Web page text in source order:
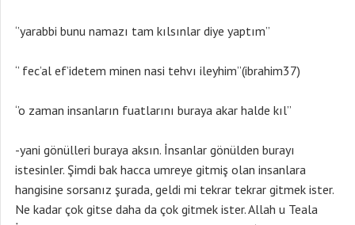
‘’yarabbi bunu namazı tam kılsınlar diye yaptım’’
‘’ fec’al ef’idetem minen nasi tehvı ileyhim’’(ibrahim37)
‘’o zaman insanların fuatlarını buraya akar halde kıl’’
-yani gönülleri buraya aksın. İnsanlar gönülden burayı
istesinler. Şimdi bak hacca umreye gitmiş olan insanlara
hangisine sorsanız şurada, geldi mi tekrar tekrar gitmek ister.
Ne kadar çok gitse daha da çok gitmek ister. Allah u Teala